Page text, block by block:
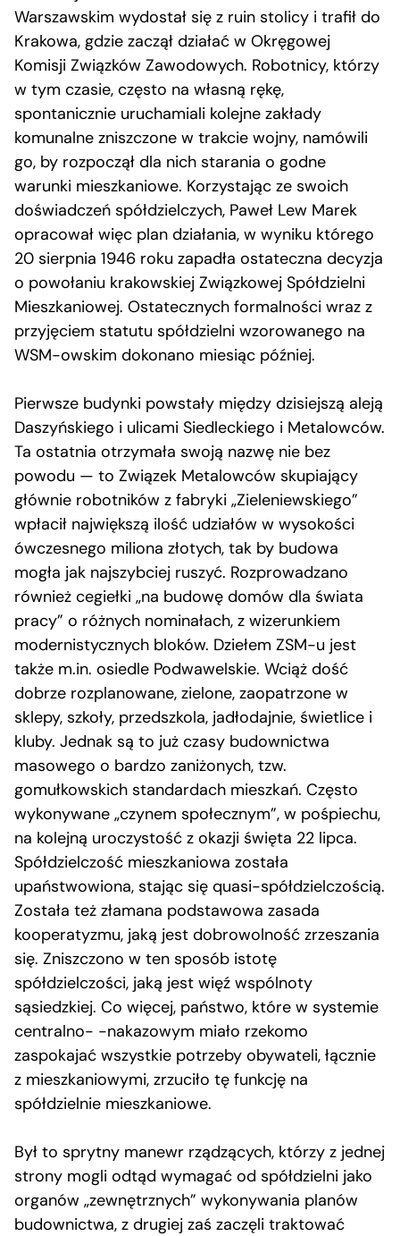
Warszawskim wydostał się z ruin stolicy i trafił do
Krakowa, gdzie zaczął działać w Okręgowej
Komisji Związków Zawodowych. Robotnicy, którzy
w tym czasie, często na własną rękę,
spontanicznie uruchamiali kolejne zakłady
komunalne zniszczone w trakcie wojny, namówili
go, by rozpoczął dla nich starania o godne
warunki mieszkaniowe. Korzystając ze swoich
doświadczeń spółdzielczych, Paweł Lew Marek
opracował więc plan działania, w wyniku którego
20 sierpnia 1946 roku zapadła ostateczna decyzja
o powołaniu krakowskiej Związkowej Spółdzielni
Mieszkaniowej. Ostatecznych formalności wraz z
przyjęciem statutu spółdzielni wzorowanego na
WSM-owskim dokonano miesiąc później.
Pierwsze budynki powstały między dzisiejszą aleją
Daszyńskiego i ulicami Siedleckiego i Metalowców.
Ta ostatnia otrzymała swoją nazwę nie bez
powodu — to Związek Metalowców skupiający
głównie robotników z fabryki „Zieleniewskiego”
wpłacił największą ilość udziałów w wysokości
ówczesnego miliona złotych, tak by budowa
mogła jak najszybciej ruszyć. Rozprowadzano
również cegiełki „na budowę domów dla świata
pracy” o różnych nominałach, z wizerunkiem
modernistycznych bloków. Dziełem ZSM-u jest
także m.in. osiedle Podwawelskie. Wciąż dość
dobrze rozplanowane, zielone, zaopatrzone w
sklepy, szkoły, przedszkola, jadłodajnie, świetlice i
kluby. Jednak są to już czasy budownictwa
masowego o bardzo zaniżonych, tzw.
gomułkowskich standardach mieszkań. Często
wykonywane „czynem społecznym”, w pośpiechu,
na kolejną uroczystość z okazji święta 22 lipca.
Spółdzielczość mieszkaniowa została
upaństwowiona, stając się quasi-spółdzielczością.
Została też złamana podstawowa zasada
kooperatyzmu, jaką jest dobrowolność zrzeszania
się. Zniszczono w ten sposób istotę
spółdzielczości, jaką jest więź wspólnoty
sąsiedzkiej. Co więcej, państwo, które w systemie
centralno- -nakazowym miało rzekomo
zaspokajać wszystkie potrzeby obywateli, łącznie
z mieszkaniowymi, zrzuciło tę funkcję na
spółdzielnie mieszkaniowe.
Był to sprytny manewr rządzących, którzy z jednej
strony mogli odtąd wymagać od spółdzielni jako
organów „zewnętrznych” wykonywania planów
budownictwa, z drugiej zaś zaczęli traktować